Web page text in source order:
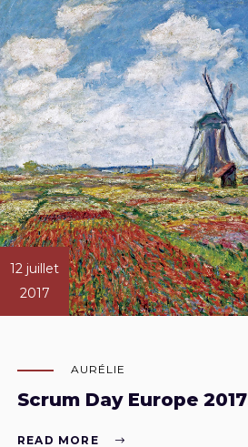
12 juillet
2017
AURÉLIE
Scrum Day Europe
READ MORE